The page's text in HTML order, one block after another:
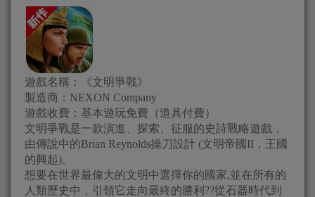
遊戲名稱：《文明爭戰》
製造商：NEXON Company
遊戲收費：基本遊玩免費（道具付費）
文明爭戰是一款演進、探索、征服的史詩戰略遊戲，
由傳說中的Brian Reynolds操刀設計 (文明帝國II，王國
的興起)。
想要在世界最偉大的文明中選擇你的國家,並在所有的
人類歷史中，引領它走向最終的勝利??從石器時代到